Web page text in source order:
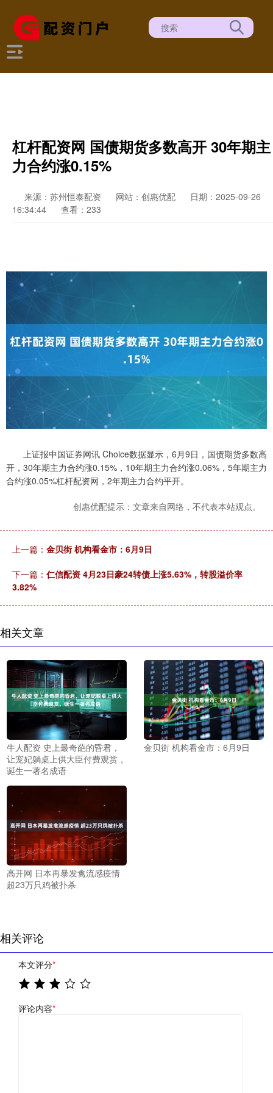
杠杆配资网 国债期货多数高开 30年期主
力合约涨0.15%
来源：苏州恒泰配资 网站：创惠优配
日期：2025-09-26
16:34:44
查看：233
上证报中国证券网讯 Choice数据显示，6月9日，国债期货多数高
开，30年期主力合约涨0.15%，10年期主力合约涨0.06%，5年期主力
合约涨0.05%杠杆配资网，2年期主力合约平开。
创惠优配提示：文章来自网络，不代表本站观点。
上一篇： 金贝街 机构看金市：6月9日
下一篇： 仁信配资 4月23日豪24转债上涨5.63%，转股溢价率
3.82%
相关文章
牛人配资 史上最奇葩的昏君，
让宠妃躺桌上供大臣付费观赏，
诞生一著名成语
金贝街 机构看金市：6月9日
高开网 日本再暴发禽流感疫情
超23万只鸡被扑杀
相关评论
本文评分*
评论内容*